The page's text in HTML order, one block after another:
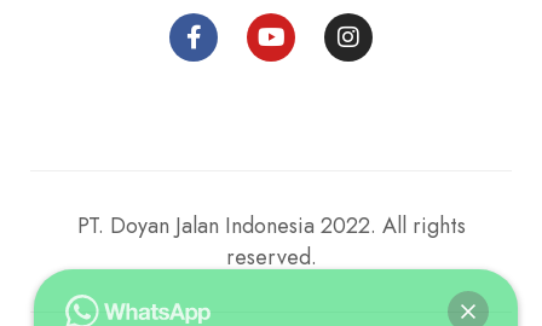
PT. Doyan Jalan Indonesia 2022. All rights
reserved.